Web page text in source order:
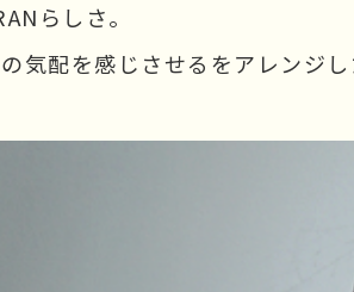
らしさ。
気配を感じさせるをアレンジし